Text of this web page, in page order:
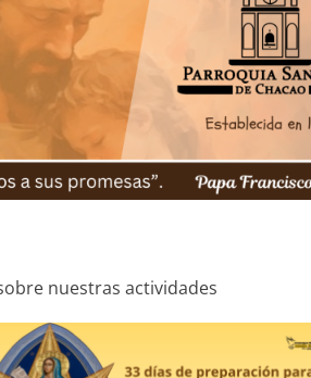
nuestras actividades